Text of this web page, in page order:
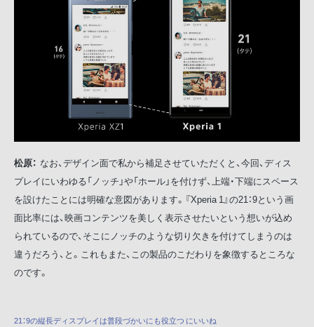
松原： なお、デザイン面で私から補足させていただくと、今回、ディス
プレイにいわゆる「ノッチ」や「ホール」を付けず、上端・下端にスペース
を設けたことには明確な意図があります。『Xperia 1』の21：9という画
面比率には、映画コンテンツを美しく表示させたいという想いが込め
られているので、そこにノッチのような切り欠きを付けてしまうのは
違うだろう、と。これもまた、この製品のこだわりを象徴するところな
のです。
21：9の縦長ディスプレイは普段づかいにも役立つ にいいね